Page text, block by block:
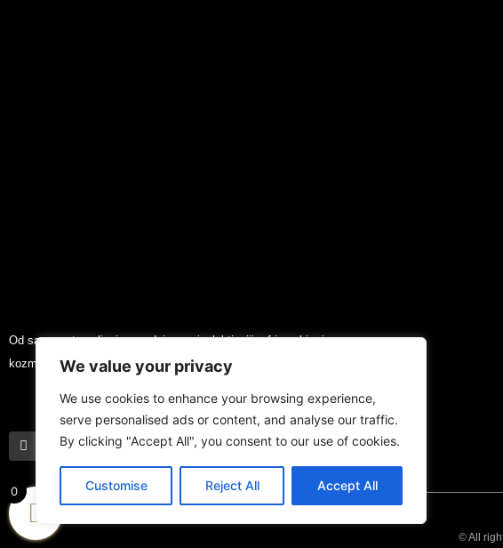
We value your privacy
We use cookies to enhance your browsing experience,
serve personalised ads or content, and analyse our traffic.
By clicking "Accept All", you consent to our use of cookies.
Customise Reject All Accept All
Od samog utemeljenja surađuje s najselektivnijim frizerskim i
kozmetičkim salonima hrvatskog tržišta.
a
c
e
o
o
f
Y
o
u
u
e
I
n
s
a
g
r
m
© All
0